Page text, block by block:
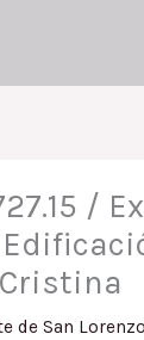
/
de San Lorenzo